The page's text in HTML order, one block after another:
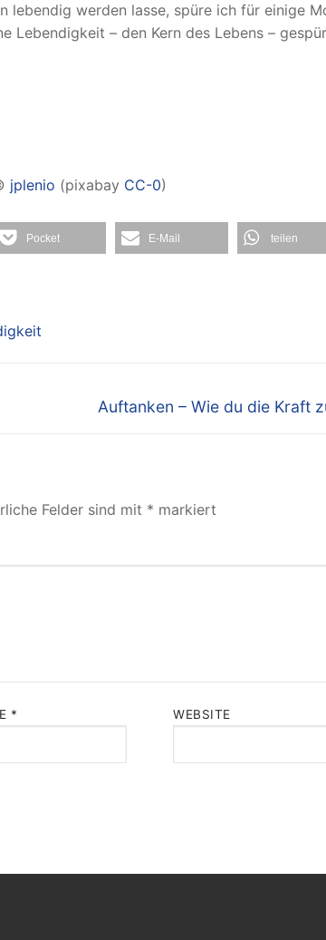
lebendig werden lasse, spüre ich für einige
Lebendigkeit – den Kern des Lebens –
jplenio (pixabay CC-0)
Pocket E-Mail teilen
Nächster
Auftanken – Wie du die Kraft
Felder sind mit * markiert
* WEBSITE